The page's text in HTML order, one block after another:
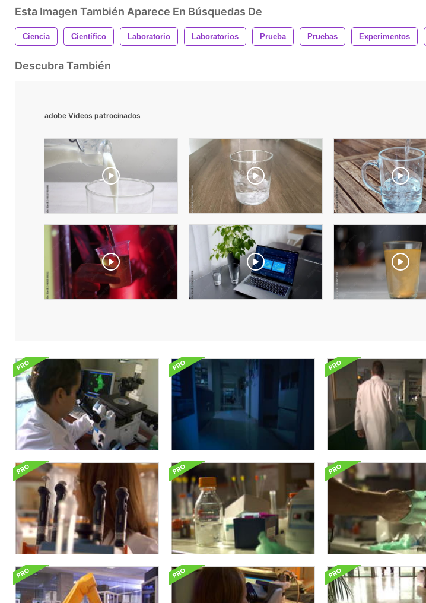
Esta Imagen También Aparece En Búsquedas De
Ciencia Científico Laboratorio Laboratorios Prueba Pruebas Experimentos
Descubra También
adobe Videos patrocinados